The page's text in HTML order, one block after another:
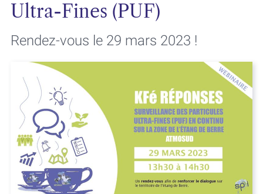
Ultra-Fines (PUF)
Rendez-vous le 29 mars 2023 !